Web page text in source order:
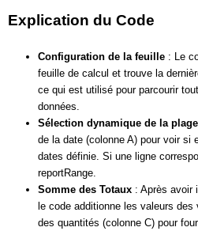
Explication du Code
Configuration de la feuille : Le
feuille de calcul et trouve la
ce qui est utilisé pour parcourir
données.
Sélection dynamique de la plage
de la date (colonne A) pour voir si
dates définie. Si une ligne
reportRange.
Somme des Totaux : Après avoir
le code additionne les valeurs
des quantités (colonne C) pour